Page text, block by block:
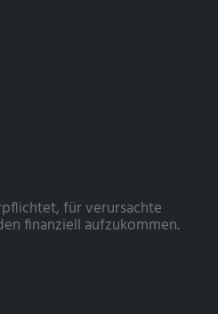
für verursachte
finanziell aufzukommen.